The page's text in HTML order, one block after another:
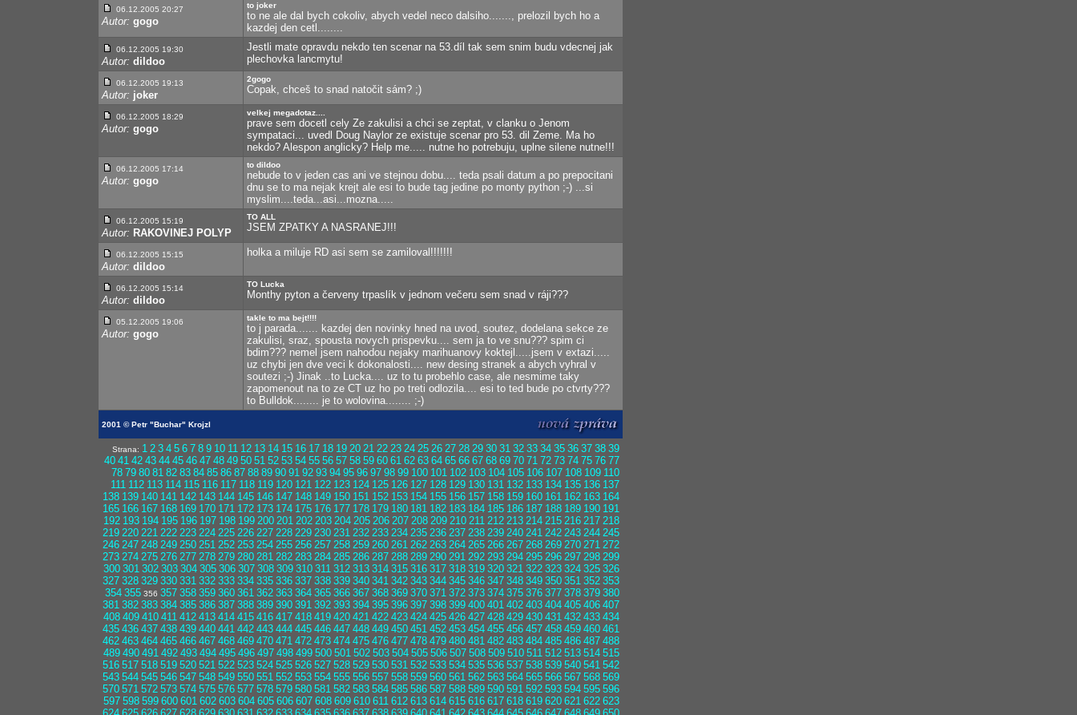
06.12.2005 20:27
Autor: gogo
to joker
to ne ale dal bych cokoliv, abych vedel neco dalsiho......., prelozil bych ho a
kazdej den cetl........
06.12.2005 19:30
Autor: dildoo
Jestli mate opravdu nekdo ten scenar na 53.díl tak sem snim budu vdecnej jak
plechovka lancmytu!
06.12.2005 19:13
Autor: joker
2gogo
Copak, chceš to snad natočit sám? ;)
06.12.2005 18:29
Autor: gogo
velkej megadotaz....
prave sem docetl cely Ze zakulisi a chci se zeptat, v clanku o Jenom
sympataci... uvedl Doug Naylor ze existuje scenar pro 53. dil Zeme. Ma ho
nekdo? Alespon anglicky? Help me..... nutne ho potrebuju, uplne silene nutne!!!
06.12.2005 17:14
Autor: gogo
to dildoo
nebude to v jeden cas ani ve stejnou dobu.... teda psali datum a po prepocitani
dnu se to ma nejak krejt ale esi to bude tag jedine po monty python ;-) ...si
myslim....teda...asi...mozna.....
06.12.2005 15:19
Autor: RAKOVINEJ POLYP
TO ALL
JSEM ZPATKY A NASRANEJ!!!
06.12.2005 15:15
Autor: dildoo
holka a miluje RD asi sem se zamiloval!!!!!!!
06.12.2005 15:14
Autor: dildoo
TO Lucka
Monthy pyton a červeny trpaslík v jednom večeru sem snad v ráji???
05.12.2005 19:06
Autor: gogo
takle to ma bejt!!!!
to j parada....... kazdej den novinky hned na uvod, soutez, dodelana sekce ze
zakulisi, sraz, spousta novych prispevku.... sem ja to ve snu??? spim ci
bdim??? nemel jsem nahodou nejaky marihuanovy koktejl.....jsem v extazi.....
uz chybi jen dve veci k dokonalosti.... new desing stranek a abych vyhral v
soutezi ;-) Jinak ..to Lucka.... uz to tu probehlo case, ale nesmime taky
zapomenout na to ze CT uz ho po treti odlozila.... esi to ted bude po ctvrty???
to Bulldok........ je to wolovina........ ;-)
2001 © Petr "Buchar" Krojzl
Strana: 1 2 3 4 5 6 7 8 9 10 11 12 13 14 15 16 17 18 19 20 21 22 23 24 25 26 27 28 29 30 31 32 33 34 35 36 37 38 39
40 41 42 43 44 45 46 47 48 49 50 51 52 53 54 55 56 57 58 59 60 61 62 63 64 65 66 67 68 69 70 71 72 73 74 75 76 77
78 79 80 81 82 83 84 85 86 87 88 89 90 91 92 93 94 95 96 97 98 99 100 101 102 103 104 105 106 107 108 109 110
111 112 113 114 115 116 117 118 119 120 121 122 123 124 125 126 127 128 129 130 131 132 133 134 135 136 137
138 139 140 141 142 143 144 145 146 147 148 149 150 151 152 153 154 155 156 157 158 159 160 161 162 163 164
165 166 167 168 169 170 171 172 173 174 175 176 177 178 179 180 181 182 183 184 185 186 187 188 189 190 191
192 193 194 195 196 197 198 199 200 201 202 203 204 205 206 207 208 209 210 211 212 213 214 215 216 217 218
219 220 221 222 223 224 225 226 227 228 229 230 231 232 233 234 235 236 237 238 239 240 241 242 243 244 245
246 247 248 249 250 251 252 253 254 255 256 257 258 259 260 261 262 263 264 265 266 267 268 269 270 271 272
273 274 275 276 277 278 279 280 281 282 283 284 285 286 287 288 289 290 291 292 293 294 295 296 297 298 299
300 301 302 303 304 305 306 307 308 309 310 311 312 313 314 315 316 317 318 319 320 321 322 323 324 325 326
327 328 329 330 331 332 333 334 335 336 337 338 339 340 341 342 343 344 345 346 347 348 349 350 351 352 353
354 355 356 357 358 359 360 361 362 363 364 365 366 367 368 369 370 371 372 373 374 375 376 377 378 379 380
381 382 383 384 385 386 387 388 389 390 391 392 393 394 395 396 397 398 399 400 401 402 403 404 405 406 407
408 409 410 411 412 413 414 415 416 417 418 419 420 421 422 423 424 425 426 427 428 429 430 431 432 433 434
435 436 437 438 439 440 441 442 443 444 445 446 447 448 449 450 451 452 453 454 455 456 457 458 459 460 461
462 463 464 465 466 467 468 469 470 471 472 473 474 475 476 477 478 479 480 481 482 483 484 485 486 487 488
489 490 491 492 493 494 495 496 497 498 499 500 501 502 503 504 505 506 507 508 509 510 511 512 513 514 515
516 517 518 519 520 521 522 523 524 525 526 527 528 529 530 531 532 533 534 535 536 537 538 539 540 541 542
543 544 545 546 547 548 549 550 551 552 553 554 555 556 557 558 559 560 561 562 563 564 565 566 567 568 569
570 571 572 573 574 575 576 577 578 579 580 581 582 583 584 585 586 587 588 589 590 591 592 593 594 595 596
597 598 599 600 601 602 603 604 605 606 607 608 609 610 611 612 613 614 615 616 617 618 619 620 621 622 623